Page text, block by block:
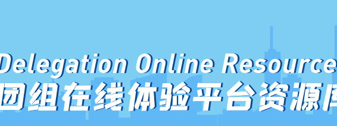
Online
组在线体验平台资源